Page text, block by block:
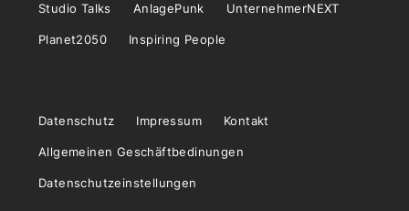
Studio Talks AnlagePunk UnternehmerNEXT
Planet2050 Inspiring People
Datenschutz Impressum Kontakt
Allgemeinen Geschäftbedinungen
Datenschutzeinstellungen